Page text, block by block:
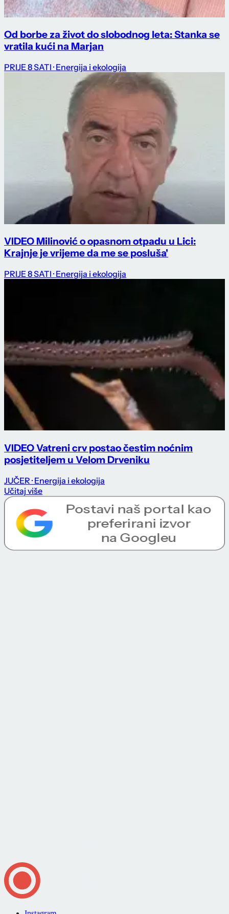
Od borbe za život do slobodnog leta: Stanka se
vratila kući na Marjan
PRIJE 8 SATI · Energija i ekologija
VIDEO Milinović o opasnom otpadu u Lici:
Krajnje je vrijeme da me se posluša'
PRIJE 8 SATI · Energija i ekologija
VIDEO Vatreni crv postao čestim noćnim
posjetiteljem u Velom Drveniku
JUČER · Energija i ekologija
Učitaj više